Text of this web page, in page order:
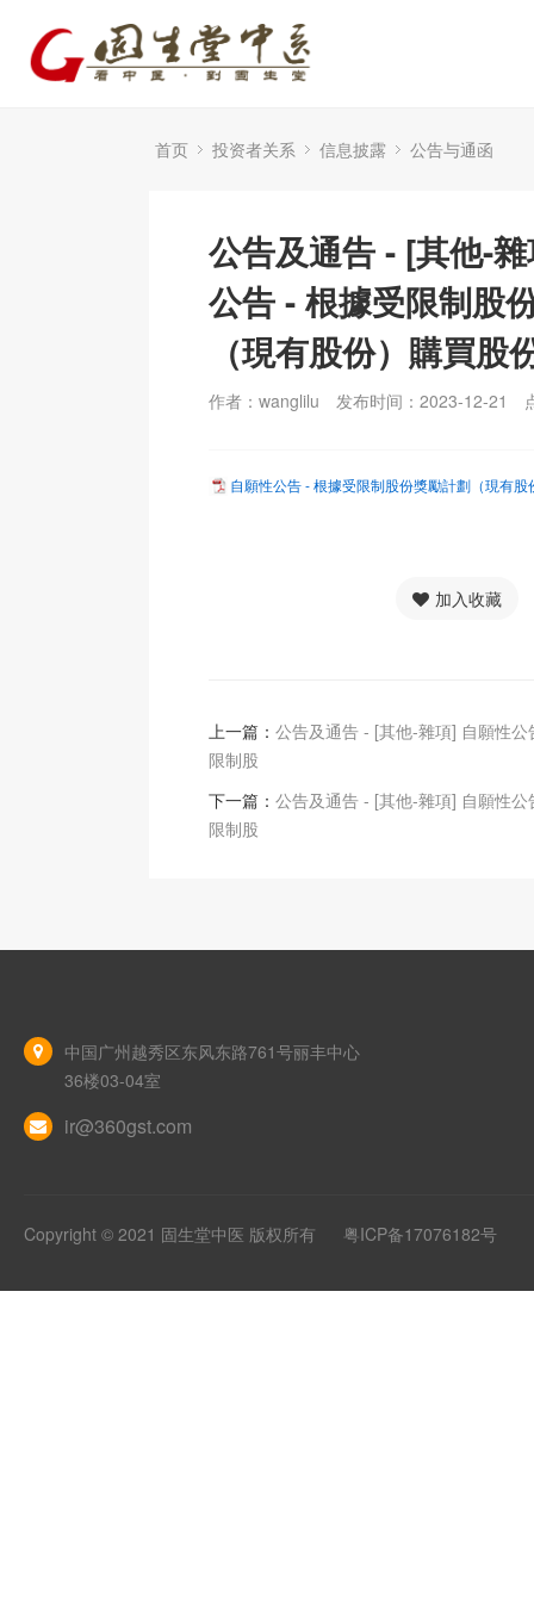
首页 投资者关系 信息披露 公告与通函
公告及通告 - [其他-
公告 - 根據受限制股
（現有股份）購買股
作者：wanglilu 发布时间：2023-12-21
自願性公告 - 根據受限制股份獎勵計劃（現有
加入收藏
上一篇： 公告及通告 - [其他-雜項] 自願性公
限制股
下一篇： 公告及通告 - [其他-雜項] 自願性公
限制股
中国广州越秀区东风东路761号丽丰中心
36楼03-04室
ir@360gst.com
Copyright © 2021 固生堂中医 版权所有 粤ICP备17076182号